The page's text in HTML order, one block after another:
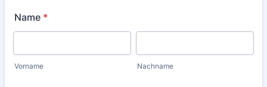
Name *
Vorname Nachname